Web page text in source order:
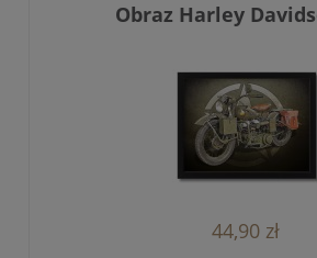
Obraz Harley
44,90 zł